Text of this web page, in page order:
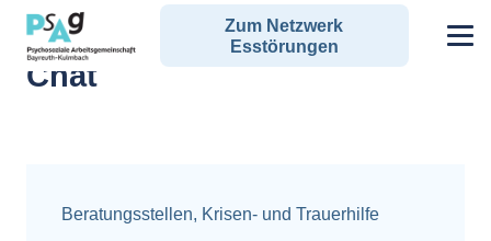
Zum Netzwerk
Esstörungen
Alle Angebote zum Schlagwort:
Chat
Beratungsstellen, Krisen- und Trauerhilfe